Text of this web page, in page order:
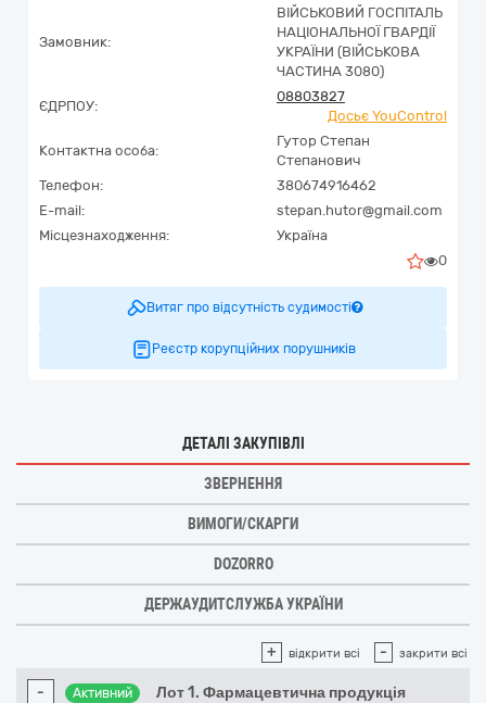
Замовник:
ВІЙСЬКОВИЙ ГОСПІТАЛЬ
НАЦІОНАЛЬНОЇ ГВАРДІЇ
УКРАЇНИ (ВІЙСЬКОВА
ЧАСТИНА 3080)
ЄДРПОУ:
08803827
Досьє YouControl
Контактна особа:
Гутор Степан
Степанович
Телефон:
380674916462
E-mail:
stepan.hutor@gmail.com
Місцезнаходження:
Україна
0
Витяг про відсутність судимості
Реєстр корупційних порушників
ДЕТАЛІ ЗАКУПІВЛІ
ЗВЕРНЕННЯ
ВИМОГИ/СКАРГИ
DOZORRO
ДЕРЖАУДИТСЛУЖБА УКРАЇНИ
+ відкрити всі - закрити всі
- Активний Лот 1. Фармацевтична продукція